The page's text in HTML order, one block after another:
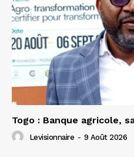
Togo : Banque agricole,
Levisionnaire - 9 Août 2026